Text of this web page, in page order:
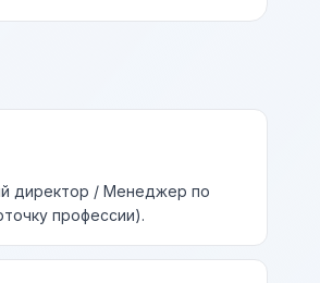
директор / Менеджер по
профессии).